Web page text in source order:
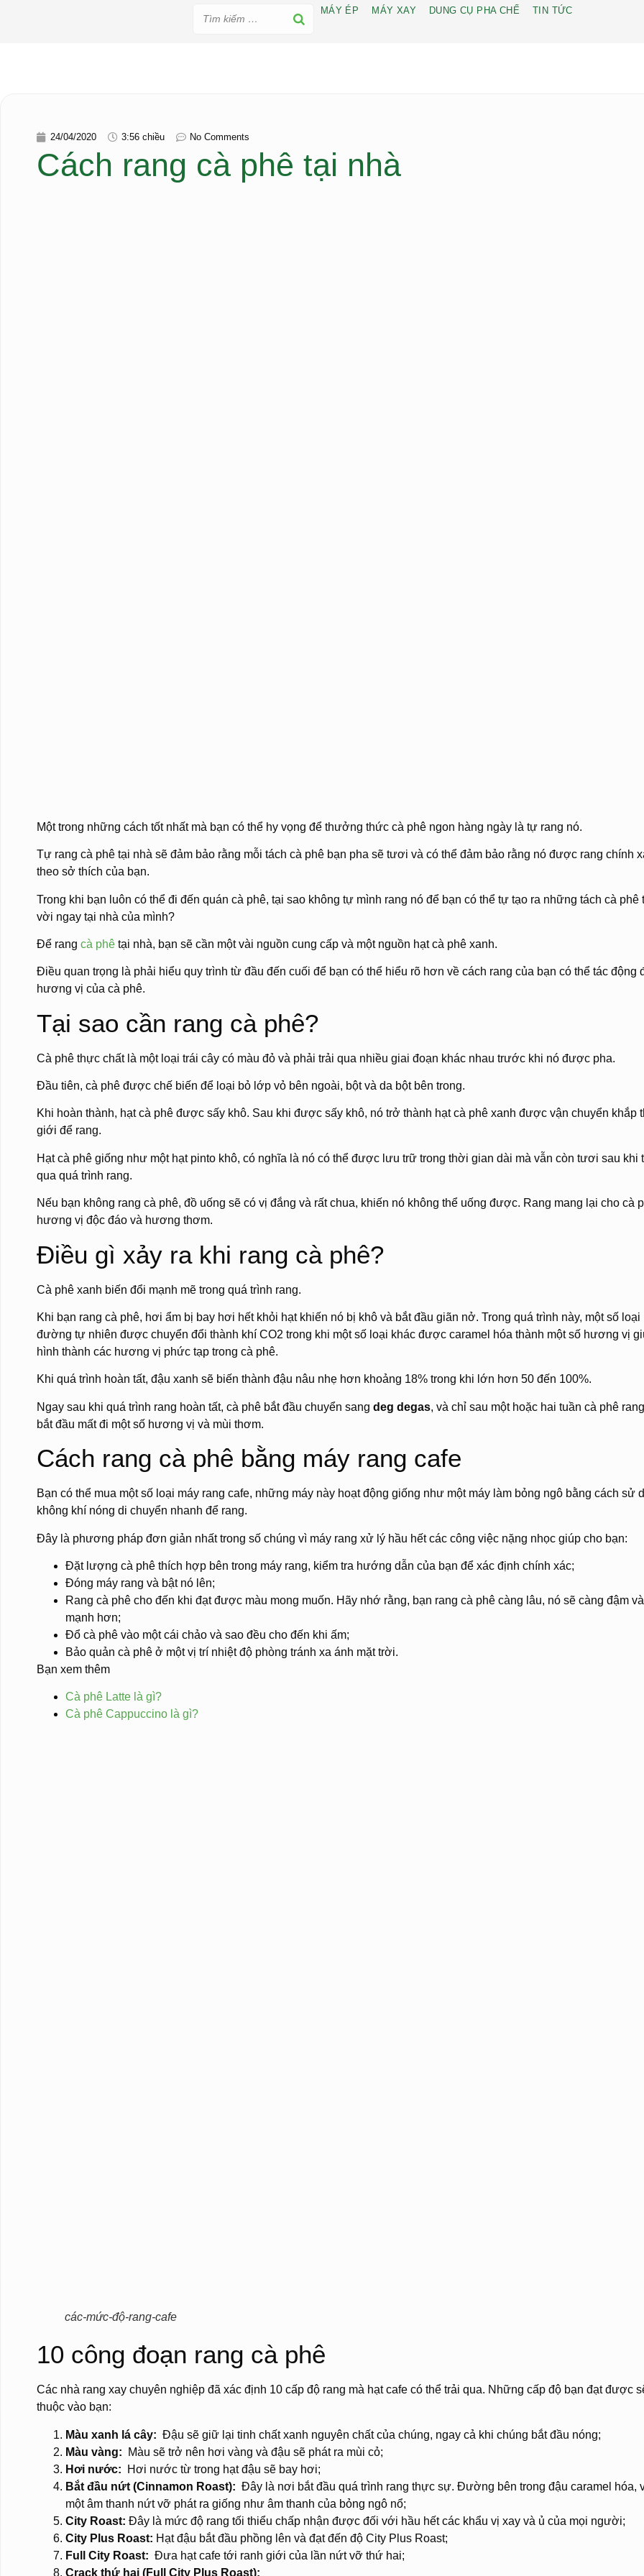
MÁY ÉP MÁY XAY DUNG CỤ PHA CHẾ TIN TỨC
24/04/2020 3:56 chiều No Comments
Cách rang cà phê tại nhà
Một trong những cách tốt nhất mà bạn có thể hy vọng để thưởng thức cà phê ngon hàng ngày là tự rang nó.
Tự rang cà phê tại nhà sẽ đảm bảo rằng mỗi tách cà phê bạn pha sẽ tươi và có thể đảm bảo rằng nó được rang chính
theo sở thích của bạn.
Trong khi bạn luôn có thể đi đến quán cà phê, tại sao không tự mình rang nó để bạn có thể tự tạo ra những tách cà phê
vời ngay tại nhà của mình?
Để rang cà phê tại nhà, bạn sẽ cần một vài nguồn cung cấp và một nguồn hạt cà phê xanh.
Điều quan trọng là phải hiểu quy trình từ đầu đến cuối để bạn có thể hiểu rõ hơn về cách rang của bạn có thể tác động
hương vị của cà phê.
Tại sao cần rang cà phê?
Cà phê thực chất là một loại trái cây có màu đỏ và phải trải qua nhiều giai đoạn khác nhau trước khi nó được pha.
Đầu tiên, cà phê được chế biến để loại bỏ lớp vỏ bên ngoài, bột và da bột bên trong.
Khi hoàn thành, hạt cà phê được sấy khô. Sau khi được sấy khô, nó trở thành hạt cà phê xanh được vận chuyển khắp
giới để rang.
Hạt cà phê giống như một hạt pinto khô, có nghĩa là nó có thể được lưu trữ trong thời gian dài mà vẫn còn tươi sau khi
qua quá trình rang.
Nếu bạn không rang cà phê, đồ uống sẽ có vị đắng và rất chua, khiến nó không thể uống được. Rang mang lại cho cà
hương vị độc đáo và hương thơm.
Điều gì xảy ra khi rang cà phê?
Cà phê xanh biến đổi mạnh mẽ trong quá trình rang.
Khi bạn rang cà phê, hơi ẩm bị bay hơi hết khỏi hạt khiến nó bị khô và bắt đầu giãn nở. Trong quá trình này, một số loại
đường tự nhiên được chuyển đổi thành khí CO2 trong khi một số loại khác được caramel hóa thành một số hương vị
hình thành các hương vị phức tạp trong cà phê.
Khi quá trình hoàn tất, đậu xanh sẽ biến thành đậu nâu nhẹ hơn khoảng 18% trong khi lớn hơn 50 đến 100%.
Ngay sau khi quá trình rang hoàn tất, cà phê bắt đầu chuyển sang deg degas, và chỉ sau một hoặc hai tuần cà phê
bắt đầu mất đi một số hương vị và mùi thơm.
Cách rang cà phê bằng máy rang cafe
Bạn có thể mua một số loại máy rang cafe, những máy này hoạt động giống như một máy làm bỏng ngô bằng cách sử
không khí nóng di chuyển nhanh để rang.
Đây là phương pháp đơn giản nhất trong số chúng vì máy rang xử lý hầu hết các công việc nặng nhọc giúp cho bạn:
Đặt lượng cà phê thích hợp bên trong máy rang, kiểm tra hướng dẫn của bạn để xác định chính xác;
Đóng máy rang và bật nó lên;
Rang cà phê cho đến khi đạt được màu mong muốn. Hãy nhớ rằng, bạn rang cà phê càng lâu, nó sẽ càng đậm và
mạnh hơn;
Đổ cà phê vào một cái chảo và sao đều cho đến khi ấm;
Bảo quản cà phê ở một vị trí nhiệt độ phòng tránh xa ánh mặt trời.
Bạn xem thêm
Cà phê Latte là gì?
Cà phê Cappuccino là gì?
các-mức-độ-rang-cafe
10 công đoạn rang cà phê
Các nhà rang xay chuyên nghiệp đã xác định 10 cấp độ rang mà hạt cafe có thể trải qua. Những cấp độ bạn đạt được
thuộc vào bạn:
Màu xanh lá cây: Đậu sẽ giữ lại tinh chất xanh nguyên chất của chúng, ngay cả khi chúng bắt đầu nóng;
Màu vàng: Màu sẽ trở nên hơi vàng và đậu sẽ phát ra mùi cỏ;
Hơi nước: Hơi nước từ trong hạt đậu sẽ bay hơi;
Bắt đầu nứt (Cinnamon Roast): Đây là nơi bắt đầu quá trình rang thực sự. Đường bên trong đậu caramel hóa,
một âm thanh nứt vỡ phát ra giống như âm thanh của bỏng ngô nổ;
City Roast: Đây là mức độ rang tối thiểu chấp nhận được đối với hầu hết các khẩu vị xay và ủ của mọi người;
City Plus Roast: Hạt đậu bắt đầu phồng lên và đạt đến độ City Plus Roast;
Full City Roast: Đưa hạt cafe tới ranh giới của lần nứt vỡ thứ hai;
Crack thứ hai (Full City Plus Roast);